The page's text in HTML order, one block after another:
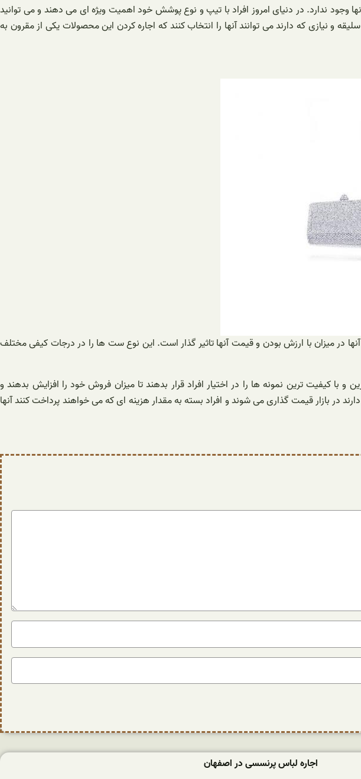
ندارد. در دنیای امروز افراد با تیپ و نوع پوشش خود اهمیت ویژه ای می دهند و می توانید
و نیازی که دارند می توانند آنها را انتخاب کنند که اجاره کردن این محصولات یکی از مقرون به
میزان با ارزش بودن و قیمت آنها تاثیر گذار است. این نوع ست ها را در درجات کیفی مختلف
کیفیت ترین نمونه ها را در اختیار افراد قرار بدهند تا میزان فروش خود را افزایش بدهند و
در بازار قیمت گذاری می شوند و افراد بسته به مقدار هزینه ای که می خواهند پرداخت کنند آنها
اجاره لباس پرنسسی در اصفهان